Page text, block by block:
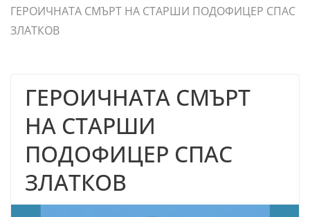
ГЕРОИЧНАТА СМЪРТ НА СТАРШИ ПОДОФИЦЕР СПАС
ЗЛАТКОВ
ГЕРОИЧНАТА СМЪРТ
НА СТАРШИ
ПОДОФИЦЕР СПАС
ЗЛАТКОВ